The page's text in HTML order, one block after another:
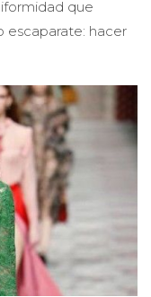
que
hacer